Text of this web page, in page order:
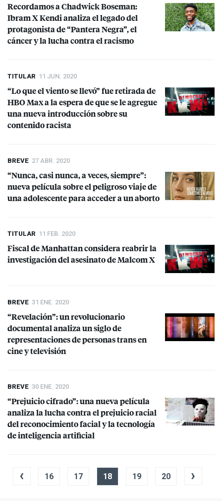
Recordamos a Chadwick Boseman:
Ibram X Kendi analiza el legado del
protagonista de “Pantera Negra”, el
cáncer y la lucha contra el racismo
TITULAR 11 JUN. 2020
“Lo que el viento se llevó” fue retirada de
HBOMax a la espera de que se le agregue
una nueva introducción sobre su
contenido racista
BREVE 27 ABR. 2020
“Nunca, casi nunca, a veces, siempre”:
nueva película sobre el peligroso viaje de
una adolescente para acceder a un aborto
TITULAR 11 FEB. 2020
Fiscal de Manhattan considera reabrir la
investigación del asesinato de Malcom X
BREVE 31 ENE. 2020
“Revelación”: un revolucionario
documental analiza un siglo de
representaciones de personas trans en
cine y televisión
BREVE 30 ENE. 2020
“Prejuicio cifrado”: una nueva película
analiza la lucha contra el prejuicio racial
del reconocimiento facial y la tecnología
de inteligencia artificial
‹ 16 17 18 19 20 ›